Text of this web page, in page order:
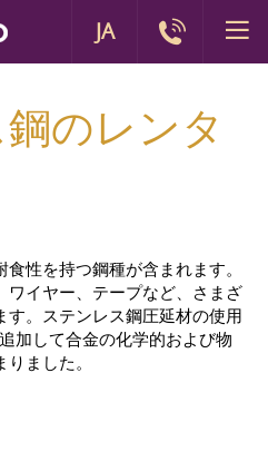
のレンタ
性を持つ鋼種が含まれます。
ワイヤー、テープなど、さまざ
す。ステンレス鋼圧延材の使用
加して合金の化学的および物
ました。
JA